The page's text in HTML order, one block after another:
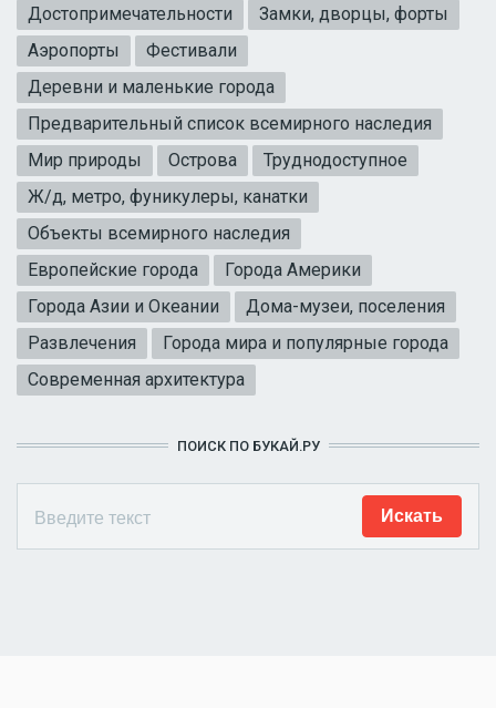
Достопримечательности
Замки, дворцы, форты
Аэропорты
Фестивали
Деревни и маленькие города
Предварительный список всемирного наследия
Мир природы
Острова
Труднодоступное
Ж/д, метро, фуникулеры, канатки
Объекты всемирного наследия
Европейские города
Города Америки
Города Азии и Океании
Дома-музеи, поселения
Развлечения
Города мира и популярные города
Современная архитектура
ПОИСК ПО БУКАЙ.РУ